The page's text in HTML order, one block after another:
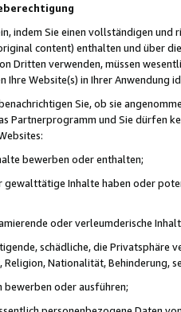
indem Sie einen vollständigen
content) enthalten und über
Dritten verwenden, müssen
Ihre Website(s) in Ihrer Anwendung
Sie, ob sie
Partnerprogramm und Sie dürfen
bewerben oder enthalten;
gewalttätige Inhalte haben oder
oder verleumderische
schädliche, die Privatsphäre
Nationalität, Behinderung,
bewerben oder ausführen;